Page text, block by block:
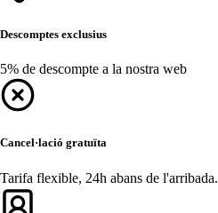
Descomptes exclusius
5% de descompte a la nostra web
Cancel·lació gratuïta
Tarifa flexible, 24h abans de l'arribada.